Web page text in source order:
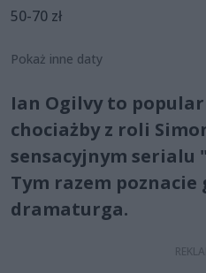
50-70 zł
Pokaż inne daty
Ian Ogilvy to
chociażby z roli
sensacyjnym serialu
Tym razem
dramaturga.